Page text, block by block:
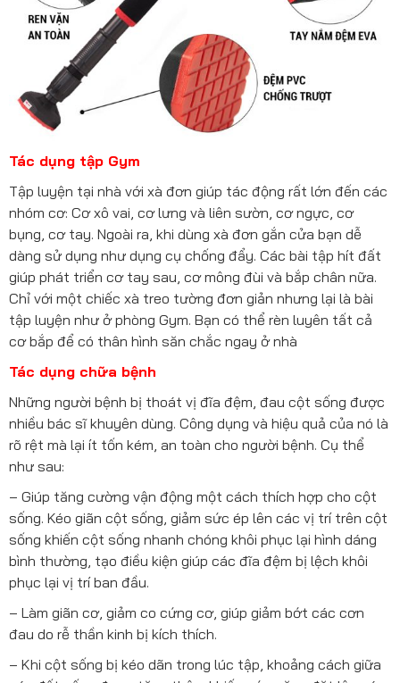
Tác dụng tập Gym
Tập luyện tại nhà với xà đơn giúp tác động rất lớn đến các
nhóm cơ: Cơ xô vai, cơ lưng và liên sườn, cơ ngực, cơ
bụng, cơ tay. Ngoài ra, khi dùng xà đơn gắn cửa bạn dễ
dàng sử dụng như dụng cụ chống đẩy. Các bài tập hít đất
giúp phát triển cơ tay sau, cơ mông đùi và bắp chân nữa.
Chỉ với một chiếc xà treo tường đơn giản nhưng lại là bài
tập luyện như ở phòng Gym. Bạn có thể rèn luyên tất cả
cơ bắp để có thân hình săn chắc ngay ở nhà
Tác dụng chữa bệnh
Những người bệnh bị thoát vị đĩa đệm, đau cột sống được
nhiều bác sĩ khuyên dùng. Công dụng và hiệu quả của nó là
rõ rệt mà lại ít tốn kém, an toàn cho người bệnh. Cụ thể
như sau:
– Giúp tăng cường vận động một cách thích hợp cho cột
sống. Kéo giãn cột sống, giảm sức ép lên các vị trí trên cột
sống khiến cột sống nhanh chóng khôi phục lại hình dáng
bình thường, tạo điều kiện giúp các đĩa đệm bị lệch khôi
phục lại vị trí ban đầu.
– Làm giãn cơ, giảm co cứng cơ, giúp giảm bớt các cơn
đau do rễ thần kinh bị kích thích.
– Khi cột sống bị kéo dãn trong lúc tập, khoảng cách giữa